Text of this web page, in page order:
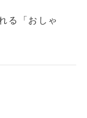
る「おしゃ